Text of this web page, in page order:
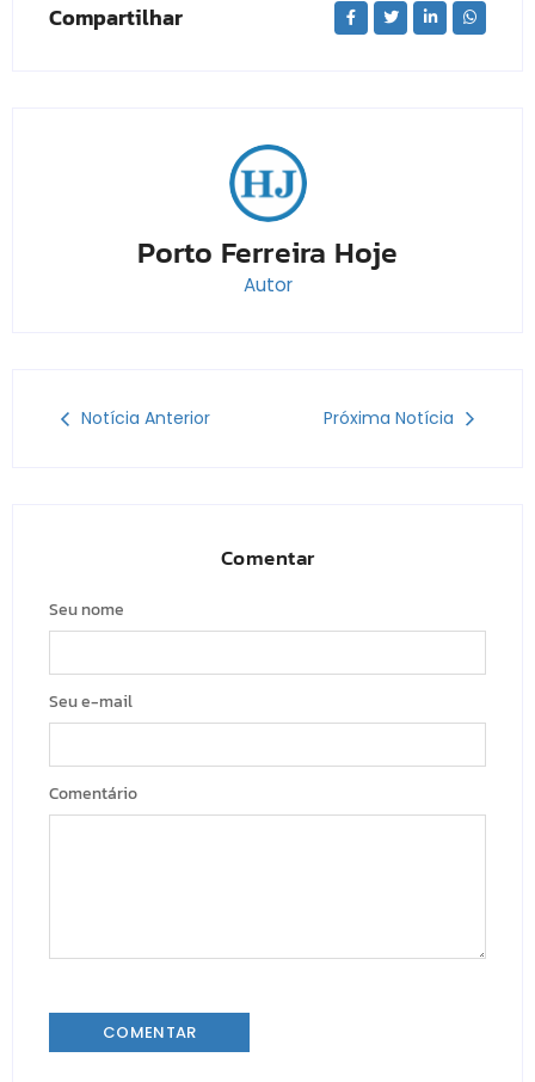
Compartilhar
Porto Ferreira Hoje
Autor
Notícia Anterior Próxima Notícia
Comentar
Seu nome
Seu e-mail
Comentário